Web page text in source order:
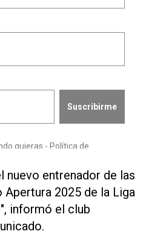
nuevo entrenador de las
Apertura 2025 de la Liga
informó el club